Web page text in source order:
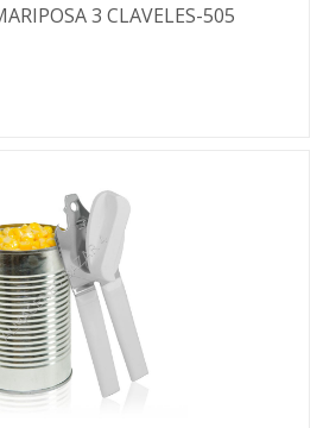
3 CLAVELES-505